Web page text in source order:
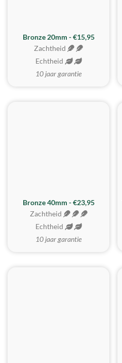
Bronze 20mm - €15,95
Zachtheid
Echtheid
10 jaar garantie
Bronze 40mm - €23,95
Zachtheid
Echtheid
10 jaar garantie